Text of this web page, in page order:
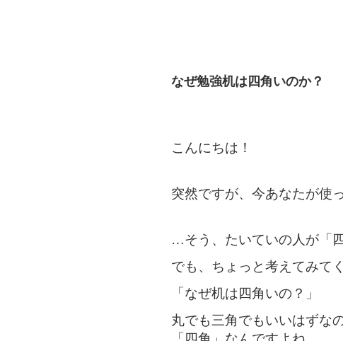
なぜ勉強机は四角いのか？
こんにちは！
突然ですが、今あなたが使
…そう、たいていの人が「
でも、ちょっと考えてみて
「なぜ机は四角いの？」
丸でも三角でもいいはずな